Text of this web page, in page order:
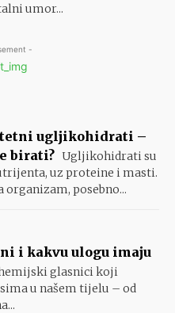
umor...
-
ugljikohidrati –
birati? Ugljikohidrati su
uz proteine i masti.
posebno...
i kakvu ulogu imaju
glasnici koji
u našem tijelu – od